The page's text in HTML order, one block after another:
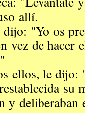
allí.
dijo: "Yo os
vez de hacer
ellos, le dijo:
su
y deliberaban